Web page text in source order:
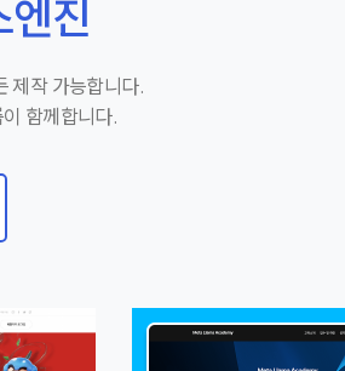
엔진
제작 가능합니다.
함께합니다.
썸네일